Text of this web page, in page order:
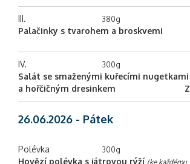
III. 380g
Palačinky s tvarohem a broskvemi
IV. 300g
Salát se smaženými kuřecími nugetkami
a hořčičným dresinkem
Z
26.06.2026 - Pátek
Polévka 300g
Hovězí polévka s játrovou rýží (ke každému